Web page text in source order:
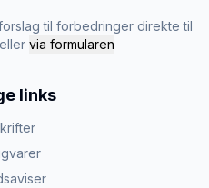
til forbedringer direkte til
eller via formularen
links